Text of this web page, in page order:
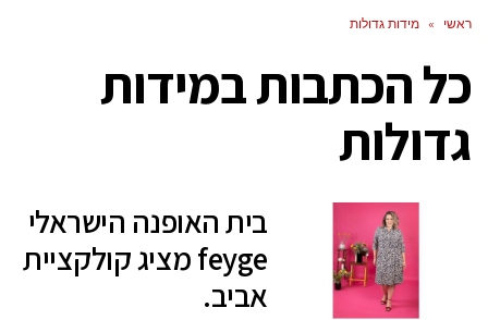
ראשי » מידות גדולות
כל הכתבות במידות
גדולות
בית האופנה הישראלי
feyge מציג קולקציית
אביב.